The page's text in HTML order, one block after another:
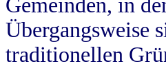
Gemeinden, in
Übergangsweise
traditionellen